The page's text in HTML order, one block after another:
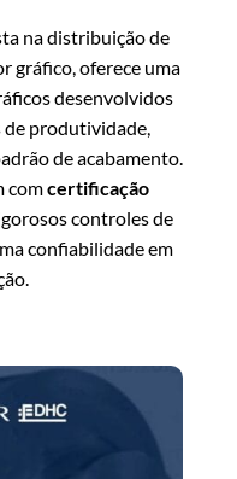
na distribuição de
gráfico, oferece uma
desenvolvidos
de produtividade,
de acabamento.
comcertificação
controles de
confiabilidade em